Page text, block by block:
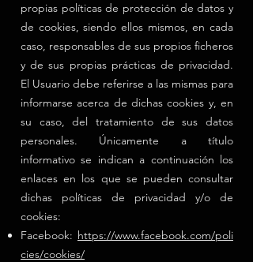
propias políticas de protección de datos y
de cookies, siendo ellos mismos, en cada
caso, responsables de sus propios ficheros
y de sus propias prácticas de privacidad.
El Usuario debe referirse a las mismas para
informarse acerca de dichas cookies y, en
su caso, del tratamiento de sus datos
personales. Únicamente a título
informativo se indican a continuación los
enlaces en los que se pueden consultar
dichas políticas de privacidad y/o de
cookies:
Facebook: https://www.facebook.com/poli
cies/cookies/